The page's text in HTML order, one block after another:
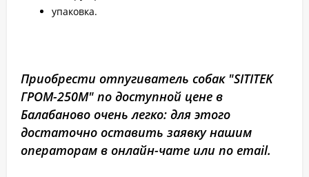
упаковка.
Приобрести отпугиватель собак "SITITEK
ГРОМ-250М" по доступной цене в
Балабаново очень легко: для этого
достаточно оставить заявку нашим
операторам в онлайн-чате или по email.